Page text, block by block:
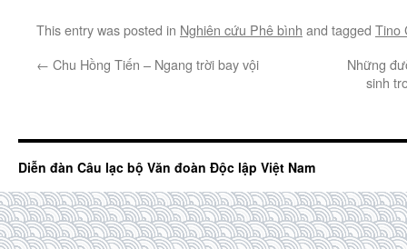
This entry was posted in Nghiên cứu Phê bình and tagged Tino
← Chu Hồng Tiến – Ngang trời bay vội
Những
sinh
Diễn đàn Câu lạc bộ Văn đoàn Độc lập Việt Nam